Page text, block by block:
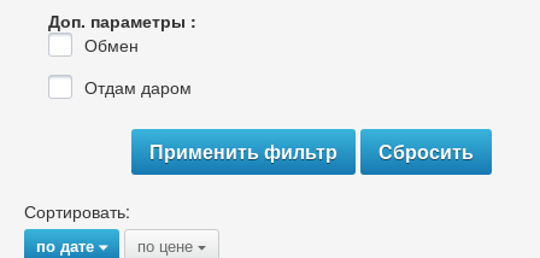
Доп. параметры :
Обмен
Отдам даром
Сортировать:
по дате{ по цене {